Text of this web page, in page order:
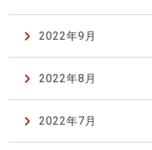
2022年9月
2022年8月
2022年7月